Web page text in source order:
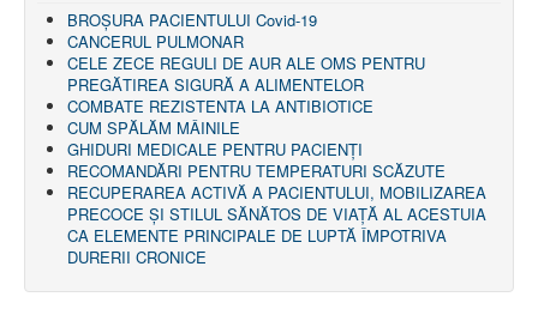
BROȘURA PACIENTULUI Covid-19
CANCERUL PULMONAR
CELE ZECE REGULI DE AUR ALE OMS PENTRU
PREGĂTIREA SIGURĂ A ALIMENTELOR
COMBATE REZISTENTA LA ANTIBIOTICE
CUM SPĂLĂM MÂINILE
GHIDURI MEDICALE PENTRU PACIENȚI
RECOMANDĂRI PENTRU TEMPERATURI SCĂZUTE
RECUPERAREA ACTIVĂ A PACIENTULUI, MOBILIZAREA
PRECOCE ȘI STILUL SĂNĂTOS DE VIAȚĂ AL ACESTUIA
CA ELEMENTE PRINCIPALE DE LUPTĂ ÎMPOTRIVA
DURERII CRONICE